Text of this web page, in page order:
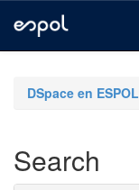
navigationDSpace en ESPOL
Search